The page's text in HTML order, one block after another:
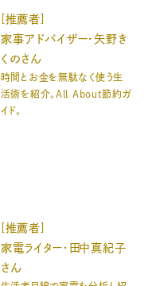
[推薦者]
家事アドバイザー・矢野き
くのさん
時間とお金を無駄なく使う生
活術を紹介。All About節約ガ
イド。
[推薦者]
家電ライター・田中真紀子
さん